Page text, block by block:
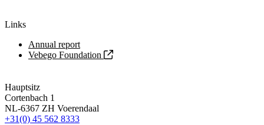
Links
Annual report
Vebego Foundation
Hauptsitz
Cortenbach 1
NL-6367 ZH Voerendaal
+31(0) 45 562 8333